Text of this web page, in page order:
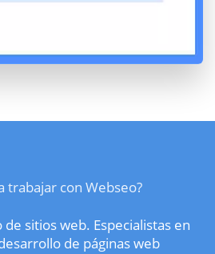
trabajar con Webseo?
sitios web. Especialistas en
de páginas web